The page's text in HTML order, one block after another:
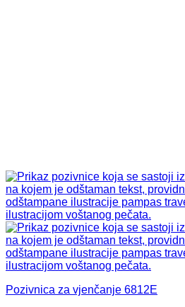
Pozivnica za vjenčanje 6812E